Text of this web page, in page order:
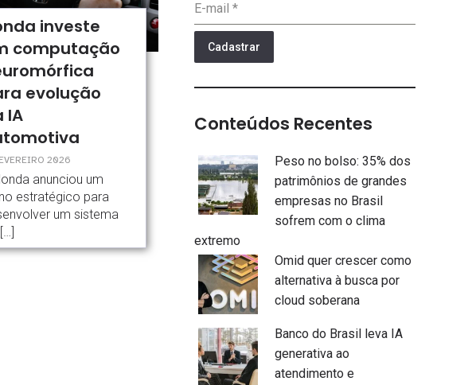
investe
computação
evolução
IA
2026
anunciou um
estratégico para
um sistema
E-mail *
Cadastrar
Conteúdos Recentes
Peso no bolso: 35% dos
patrimônios de grandes
empresas no Brasil
sofrem com o clima
extremo
Omid quer crescer como
alternativa à busca por
cloud soberana
Banco do Brasil leva IA
generativa ao
atendimento e